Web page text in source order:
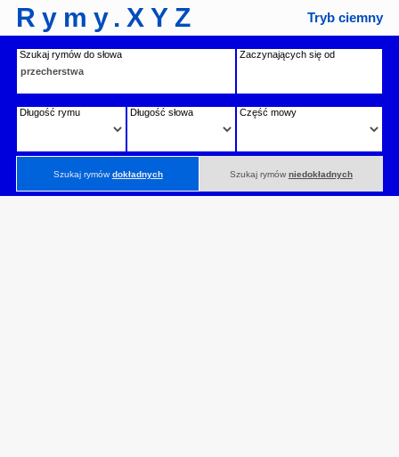
Rymy.XYZ Tryb ciemny
Szukaj rymów do słowa Zaczynających się od
Długość rymu Długość słowa Część mowy
Szukaj rymówdokładnych Szukaj rymów niedokładnych